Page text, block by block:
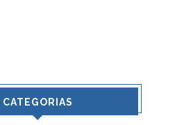
CATEGORIAS